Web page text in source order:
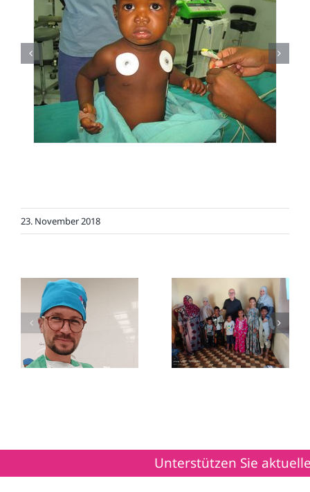
23. November 2018
Trauer um Dr.
Lehmann
Humanitärer
Einsatz vom 5.9. bis
14.9.2025 in Syrien
Unterstützen Sie aktuelle